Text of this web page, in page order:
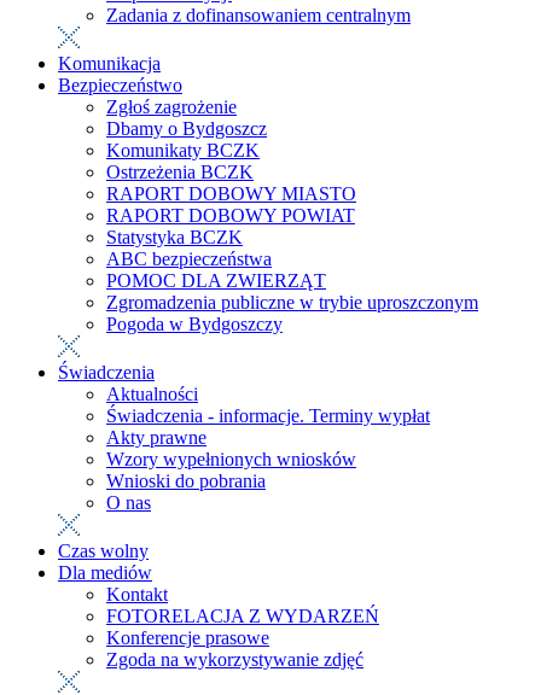
Zadania z dofinansowaniem centralnym
Komunikacja
Bezpieczeństwo
Zgłoś zagrożenie
Dbamy o Bydgoszcz
Komunikaty BCZK
Ostrzeżenia BCZK
RAPORT DOBOWY MIASTO
RAPORT DOBOWY POWIAT
Statystyka BCZK
ABC bezpieczeństwa
POMOC DLA ZWIERZĄT
Zgromadzenia publiczne w trybie uproszczonym
Pogoda w Bydgoszczy
Świadczenia
Aktualności
Świadczenia - informacje. Terminy wypłat
Akty prawne
Wzory wypełnionych wniosków
Wnioski do pobrania
O nas
Czas wolny
Dla mediów
Kontakt
FOTORELACJA Z WYDARZEŃ
Konferencje prasowe
Zgoda na wykorzystywanie zdjęć